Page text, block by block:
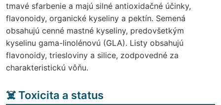
tmavé sfarbenie a majú silné antioxidačné účinky,
flavonoidy, organické kyseliny a pektín. Semená
obsahujú cenné mastné kyseliny, predovšetkým
kyselinu gama-linolénovú (GLA). Listy obsahujú
flavonoidy, triesloviny a silice, zodpovedné za
charakteristickú vôňu.
☠️ Toxicita a status